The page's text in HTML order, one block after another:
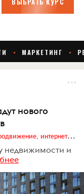
нового
Digital (web-дизайн, интернет-реклама и продвижение, интернет-сообщества и блоги, интернет-коммуникации, мобильный маркетинг, реклама на цифровых экранах)
недвижимости и